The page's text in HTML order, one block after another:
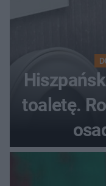
toaletę.